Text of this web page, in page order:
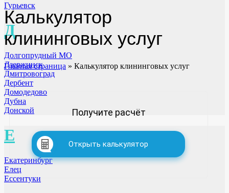
Гурьевск
Д
Долгопрудный МО
Дзержинск
Дмитровоград
Дербент
Домодедово
Дубна
Донской
Е
Екатеринбург
Елец
Ессентуки
Калькулятор
клининговых услуг
Главная страница » Калькулятор клининговых услуг
Получите расчёт
Открыть калькулятор